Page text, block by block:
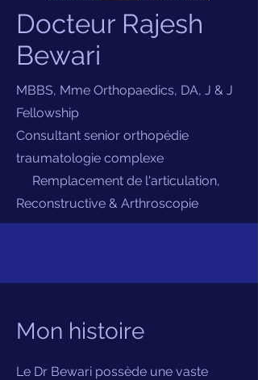
Docteur Rajesh
Bewari
MBBS, Mme Orthopaedics, DA, J & J
Fellowship
Consultant senior orthopédie
traumatologie complexe
Remplacement de l'articulation,
Reconstructive & Arthroscopie
Mon histoire
Le Dr Bewari possède une vaste